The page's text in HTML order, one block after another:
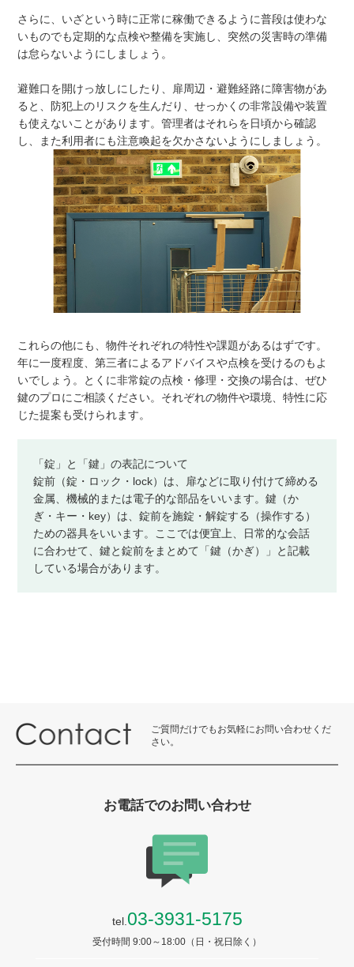
さらに、いざという時に正常に稼働できるように普段は使わな
いものでも定期的な点検や整備を実施し、突然の災害時の準備
は怠らないようにしましょう。
避難口を開けっ放しにしたり、扉周辺・避難経路に障害物があ
ると、防犯上のリスクを生んだり、せっかくの非常設備や装置
も使えないことがあります。管理者はそれらを日頃から確認
し、また利用者にも注意喚起を欠かさないようにしましょう。
これらの他にも、物件それぞれの特性や課題があるはずです。
年に一度程度、第三者によるアドバイスや点検を受けるのもよ
いでしょう。とくに非常錠の点検・修理・交換の場合は、ぜひ
鍵のプロにご相談ください。それぞれの物件や環境、特性に応
じた提案も受けられます。
「錠」と「鍵」の表記について
錠前（錠・ロック・lock）は、扉などに取り付けて締める
金属、機械的または電子的な部品をいいます。鍵（か
ぎ・キー・key）は、錠前を施錠・解錠する（操作する）
ための器具をいいます。ここでは便宜上、日常的な会話
に合わせて、鍵と錠前をまとめて「鍵（かぎ）」と記載
している場合があります。
ご質問だけでもお気軽にお問い合わせくだ
さい。
お電話でのお問い合わせ
tel.03-3931-5175
受付時間 9:00～18:00（日・祝日除く）